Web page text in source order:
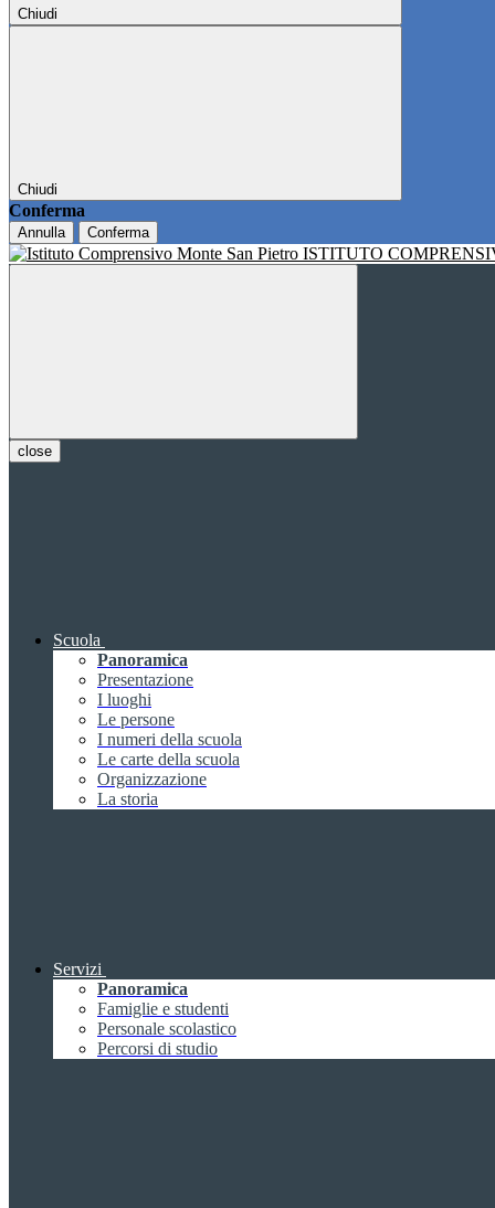
Chiudi
Chiudi
Conferma
Annulla Conferma
ISTITUTO
close
Scuola
Panoramica
Presentazione
I luoghi
Le persone
I numeri della scuola
Le carte della scuola
Organizzazione
La storia
Servizi
Panoramica
Famiglie e studenti
Personale scolastico
Percorsi di studio